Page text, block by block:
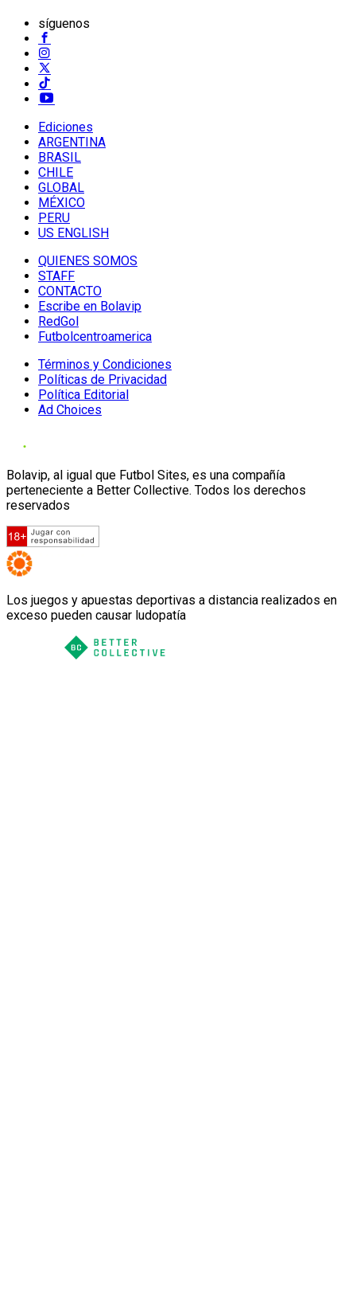
síguenos
Ediciones
ARGENTINA
BRASIL
CHILE
GLOBAL
MÉXICO
PERU
US ENGLISH
QUIENES SOMOS
STAFF
CONTACTO
Escribe en Bolavip
RedGol
Futbolcentroamerica
Términos y Condiciones
Políticas de Privacidad
Política Editorial
Ad Choices
Bolavip, al igual que Futbol Sites, es una compañía
perteneciente a Better Collective. Todos los derechos
reservados
Los juegos y apuestas deportivas a distancia realizados en
exceso pueden causar ludopatía